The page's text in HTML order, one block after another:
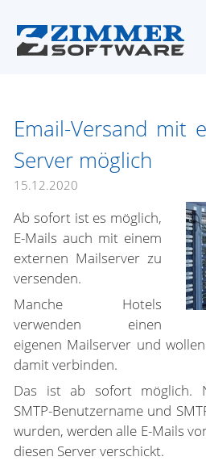
Email-Versand mit
Server möglich
15.12.2020
Ab sofort ist es möglich,
E-Mails auch mit einem
externen Mailserver zu
versenden.
Manche Hotels
verwenden einen
eigenen Mailserver und
damit verbinden.
Das ist ab sofort möglich.
SMTP-Benutzername und
wurden, werden alle E-Mails
diesen Server verschickt.